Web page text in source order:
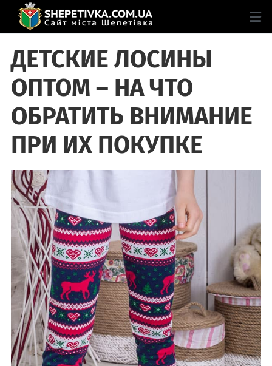
ДЕТСКИЕ ЛОСИНЫ
ОПТОМ – НА ЧТО
ОБРАТИТЬ ВНИМАНИЕ
ПРИ ИХ ПОКУПКЕ